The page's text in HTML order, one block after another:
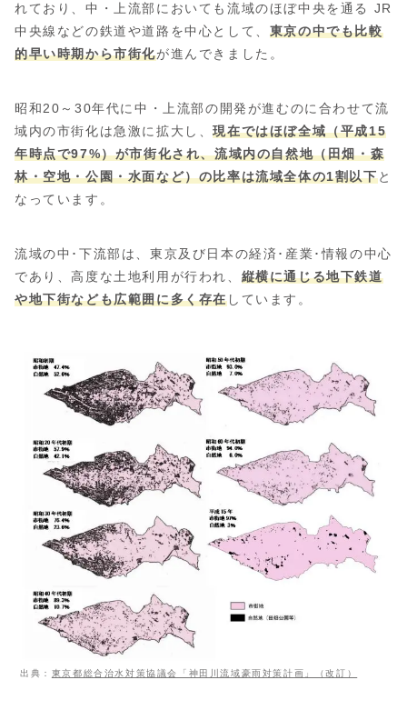
れており、中・上流部においても流域のほぼ中央を通る JR
中央線などの鉄道や道路を中心として、 東京の中でも比較
的早い時期から市街化が進んできました。
昭和20～30年代に中・上流部の開発が進むのに合わせて流
域内の市街化は急激に拡大し、現在ではほぼ全域（平成15
年時点で97%）が市街化され、流域内の自然地（田畑・森
林・空地・公園・水面など）の比率は流域全体の1割以下と
なっています。
流域の中･下流部は、東京及び日本の経済･産業･情報の中心
であり、高度な土地利用が行われ、 縦横に通じる地下鉄道
や地下街なども広範囲に多く存在しています。
出典： 東京都総合治水対策協議会「神田川流域豪雨対策計画」（改訂）